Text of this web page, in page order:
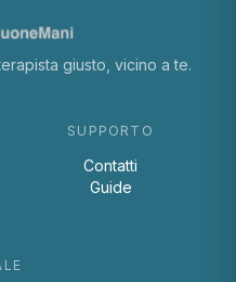
giusto, vicino a te.
SUPPORTO
Contatti
Guide